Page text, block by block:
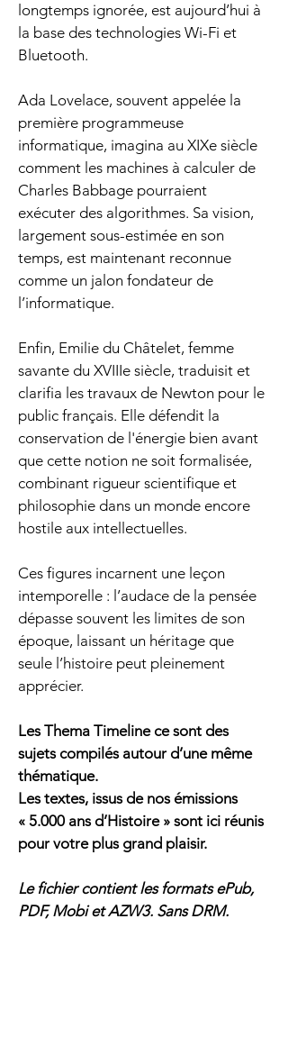
longtemps ignorée, est aujourd’hui à
la base des technologies Wi-Fi et
Bluetooth.
Ada Lovelace, souvent appelée la
première programmeuse
informatique, imagina au XIXe siècle
comment les machines à calculer de
Charles Babbage pourraient
exécuter des algorithmes. Sa vision,
largement sous-estimée en son
temps, est maintenant reconnue
comme un jalon fondateur de
l’informatique.
Enfin, Emilie du Châtelet, femme
savante du XVIIIe siècle, traduisit et
clarifia les travaux de Newton pour le
public français. Elle défendit la
conservation de l'énergie bien avant
que cette notion ne soit formalisée,
combinant rigueur scientifique et
philosophie dans un monde encore
hostile aux intellectuelles.
Ces figures incarnent une leçon
intemporelle : l’audace de la pensée
dépasse souvent les limites de son
époque, laissant un héritage que
seule l’histoire peut pleinement
apprécier.
Les Thema Timeline ce sont des
sujets compilés autour d’une même
thématique.
Les textes, issus de nos émissions
« 5.000 ans d’Histoire » sont ici réunis
pour votre plus grand plaisir.
Le fichier contient les formats ePub,
PDF, Mobi et AZW3. Sans DRM.